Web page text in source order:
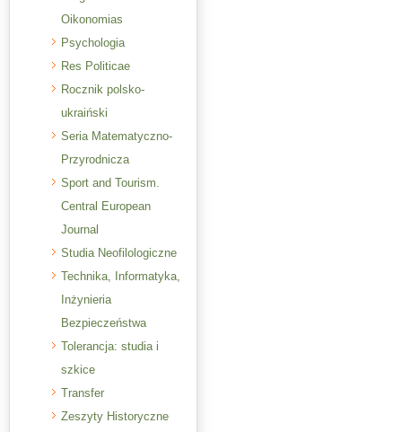
Oikonomias
Psychologia
Res Politicae
Rocznik polsko-
ukraiński
Seria Matematyczno-
Przyrodnicza
Sport and Tourism.
Central European
Journal
Studia Neofilologiczne
Technika, Informatyka,
Inżynieria
Bezpieczeństwa
Tolerancja: studia i
szkice
Transfer
Zeszyty Historyczne